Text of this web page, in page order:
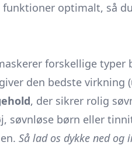
optimalt, så
forskellige typer
den bedste virkning
, der sikrer rolig
søvnløse børn eller
Så lad os dykke ned